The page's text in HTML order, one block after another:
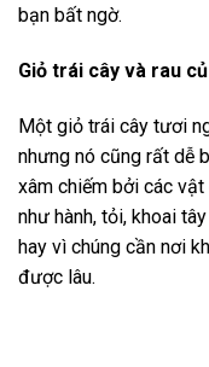
bạn bất ngờ.
Giỏ trái cây và rau
Một giỏ trái cây tươi
nhưng nó cũng rất dễ
xâm chiếm bởi các
như hành, tỏi, khoai
hay vì chúng cần nơi
được lâu.